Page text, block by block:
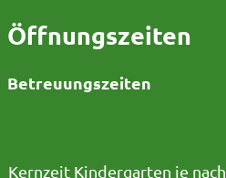
Öffnungszeiten
Betreuungszeiten
Kernzeit Kindergarten je nach